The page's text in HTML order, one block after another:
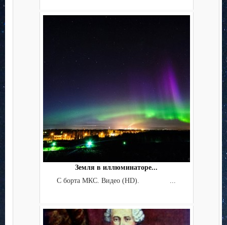
Земля в иллюминаторе...
С борта МКС. Видео (HD). ...